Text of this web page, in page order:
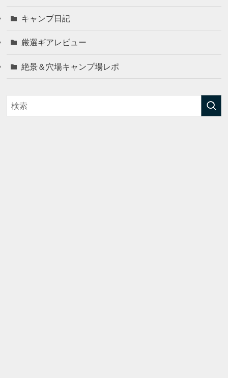
キャンプ日記
厳選ギアレビュー
絶景＆穴場キャンプ場レポ